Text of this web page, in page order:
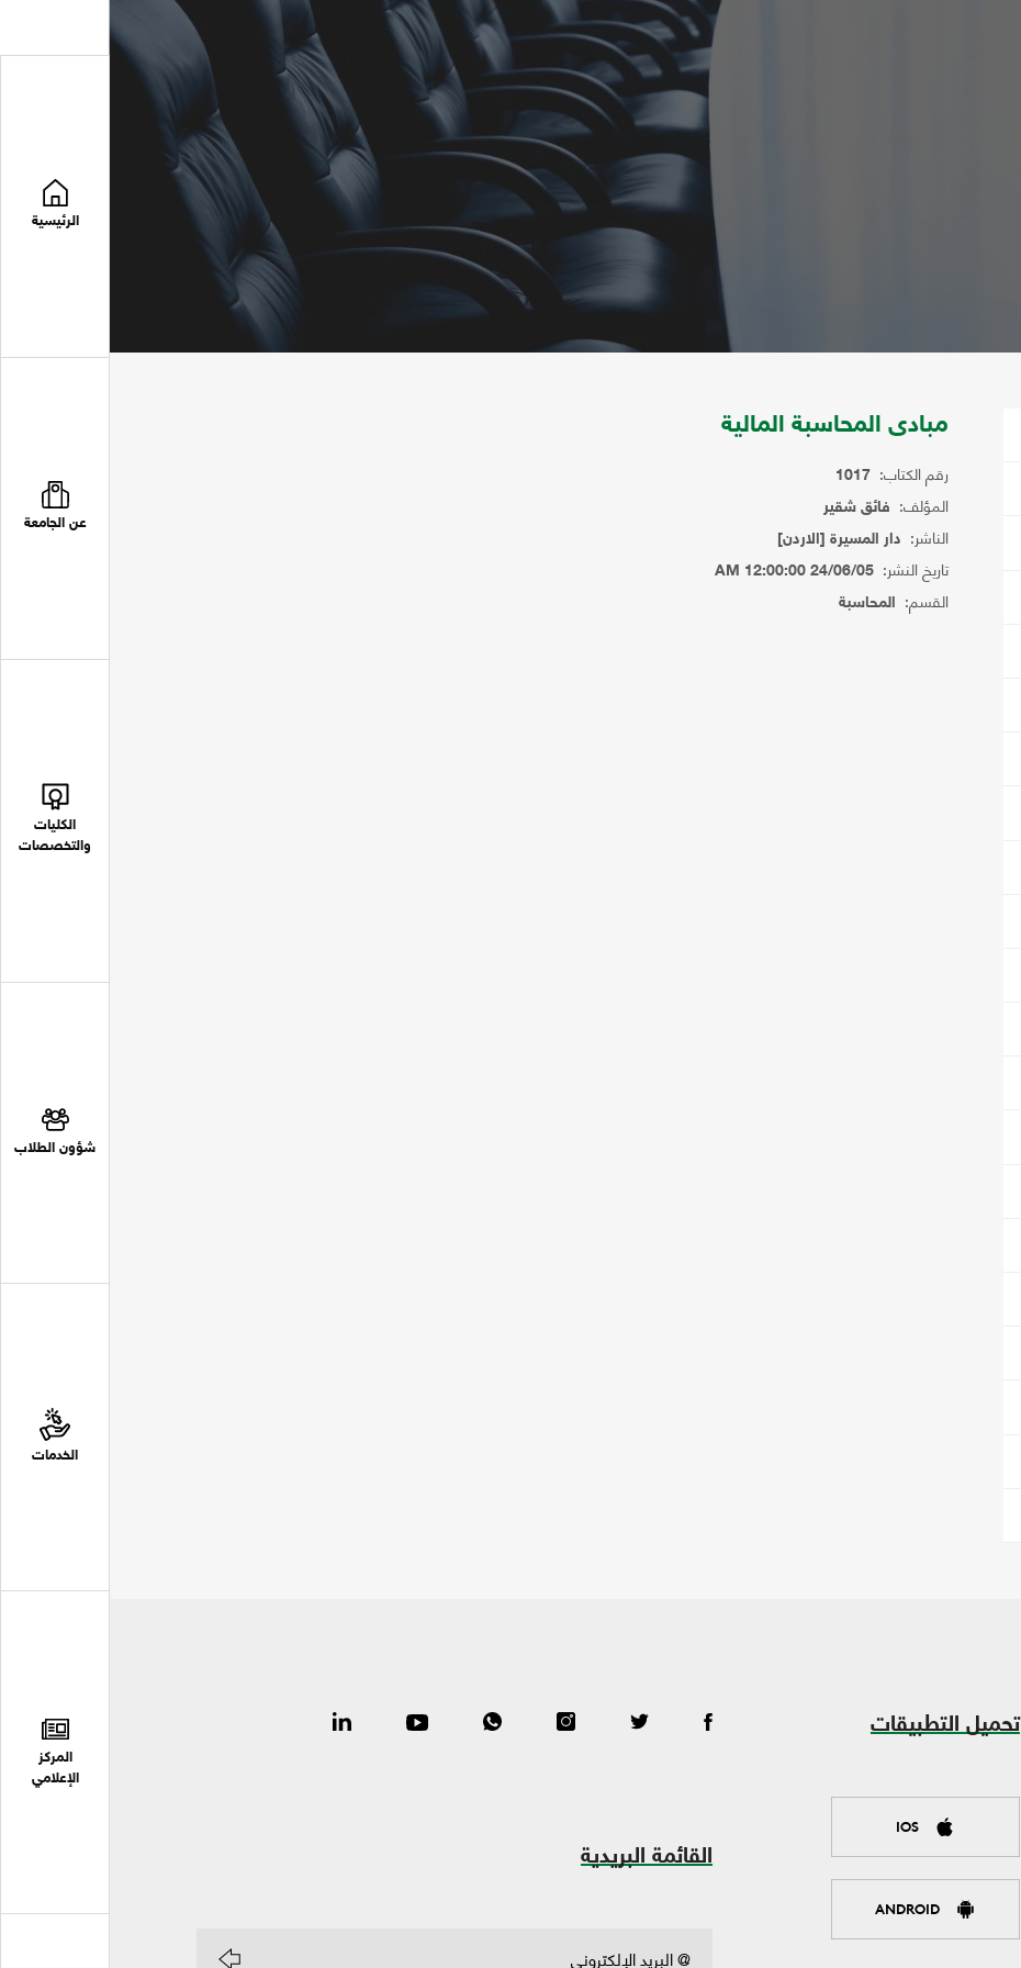
الرئيسية
عن الجامعة
الكليات
والتخصصات
شؤون الطلاب
الخدمات
المركز
الإعلامي
مبادى المحاسبة المالية
رقم الكتاب: 1017
المؤلف: فائق شقير
الناشر: دار المسيرة [الاردن]
تاريخ النشر: 24/06/05 12:00:00 AM
القسم: المحاسبة
تحميل التطبيقات
IOS
ANDROID
القائمة البريدية